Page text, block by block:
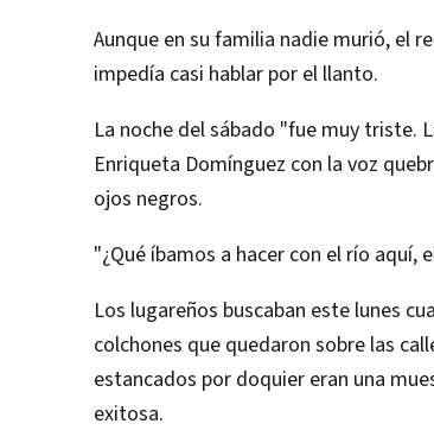
Aunque en su familia nadie murió, el
impedía casi hablar por el llanto.
La noche del sábado "fue muy triste.
Enriqueta Domínguez con la voz
ojos negros.
"¿Qué íbamos a hacer con el río aquí,
Los lugareños buscaban este lunes
colchones que quedaron sobre las
estancados por doquier eran una
exitosa.